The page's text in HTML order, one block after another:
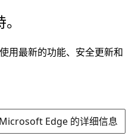
用最新的功能、安全更新和
Edge 的详细信息